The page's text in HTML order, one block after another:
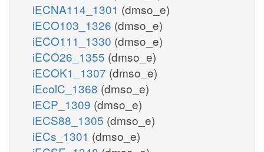
iECNA114_1301 (dmso_e)
iECO103_1326 (dmso_e)
iECO111_1330 (dmso_e)
iECO26_1355 (dmso_e)
iECOK1_1307 (dmso_e)
iEcolC_1368 (dmso_e)
iECP_1309 (dmso_e)
iECS88_1305 (dmso_e)
iECs_1301 (dmso_e)